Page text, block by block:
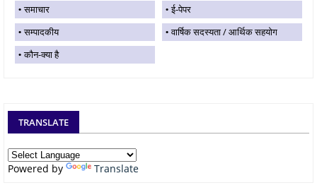
समाचार
ई-पेपर
सम्पादकीय
वार्षिक सदस्यता / आर्थिक सहयोग
कौन-क्या है
TRANSLATE
Powered by Translate